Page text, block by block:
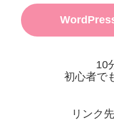
10
初心者で
リンク先